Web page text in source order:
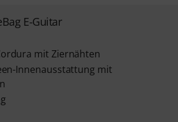
E-Guitar
mit Ziernähten
Innenausstattung mit